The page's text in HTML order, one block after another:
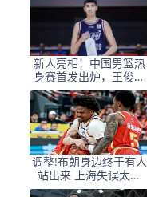
新人亮相！中国男篮热
身赛首发出炉，王俊杰
领衔+徐昕坐镇禁区
调整!布朗身边终于有人
站出来 上海失误太多
+犯规困扰